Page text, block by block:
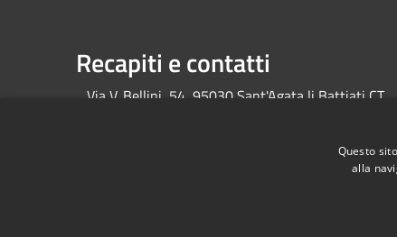
Recapiti e contatti
Via V. Bellini, 54, 95030 Sant'Agata li Battiati CT
Questo
alla